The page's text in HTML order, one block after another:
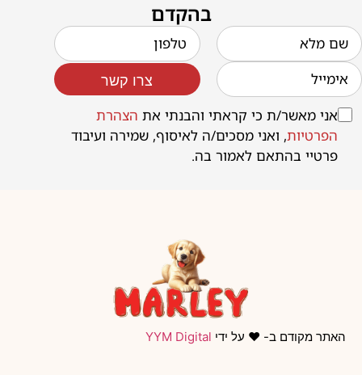
בהקדם
אני מאשר/ת כי קראתי והבנתי את הצהרת
הפרטיות, ואני מסכים/ה לאיסוף, שמירה ועיבוד
פרטיי בהתאם לאמור בה.
צרו קשר
האתר מקודם ב- ❤️ על ידי YYM Digital